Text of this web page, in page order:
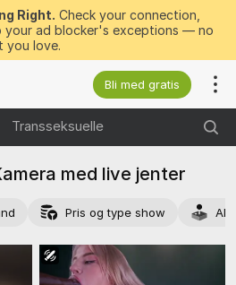
Right. Check your connection,
your ad blocker's exceptions — no
you love.
Bli med gratis
Transseksuelle
med live jenter
Pris og type show